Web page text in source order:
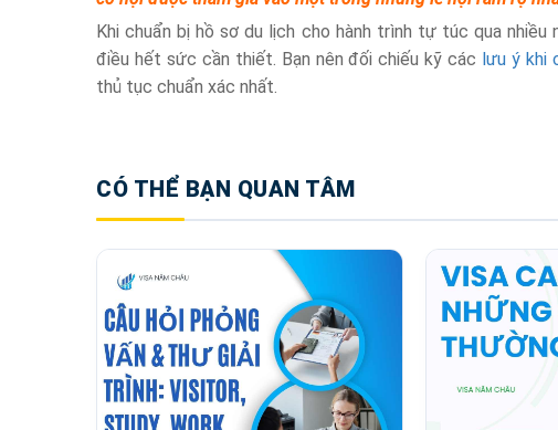
Khi chuẩn bị hồ sơ du lịch cho hành trình tự túc qua
điều hết sức cần thiết. Bạn nên đối chiếu kỹ các lưu ý khi
thủ tục chuẩn xác nhất.
CÓ THỂ BẠN QUAN TÂM